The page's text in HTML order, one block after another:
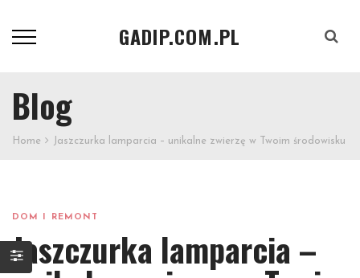
GADIP.COM.PL
Blog
Home Jaszczurka lamparcia – unikalne zwierzę w Twoim środowisku
DOM I REMONT
Jaszczurka lamparcia –